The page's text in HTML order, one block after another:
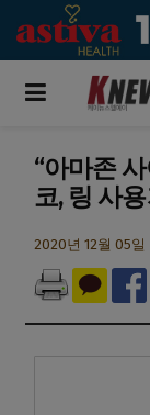
“아마존
코, 링 사
2020년 12월 05일